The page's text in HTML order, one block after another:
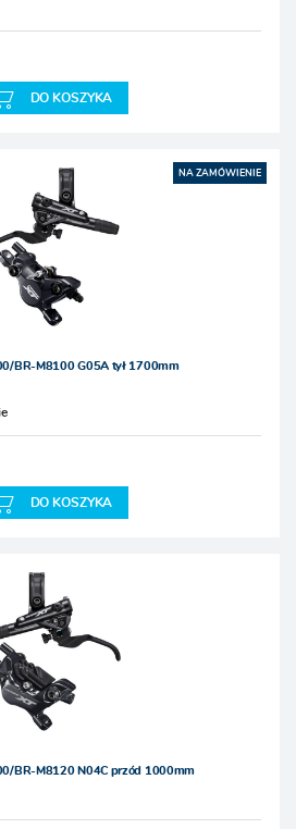
DO KOSZYKA
NA ZAMÓWIENIE
BR-M8100 G05A tył 1700mm
DO KOSZYKA
BR-M8120 N04C przód 1000mm